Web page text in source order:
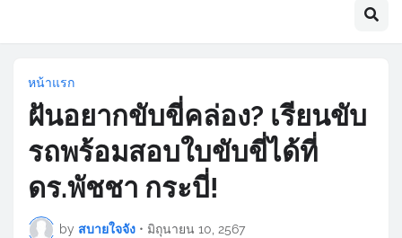
หน้าแรก
ฝันอยากขับขี่คล่อง? เรียนขับ
รถพร้อมสอบใบขับขี่ได้ที่
ดร.พัชชา กระบี่!
by สบายใจจัง • มิถุนายน 10, 2567